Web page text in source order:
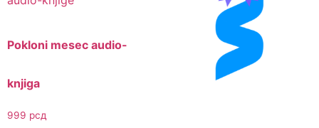
Pokloni mesec audio-
knjiga
999 рсд